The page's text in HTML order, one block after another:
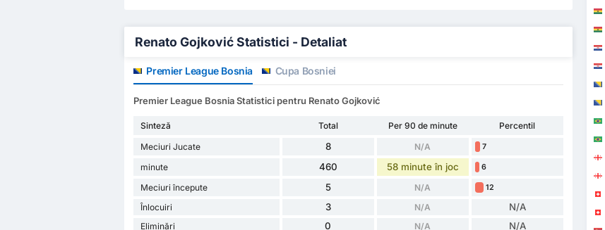
Renato Gojković Statistici - Detaliat
Premier League Bosnia Cupa Bosniei
Premier League Bosnia Statistici pentru Renato Gojković
Sinteză Total Per 90 de minute
Percentil
Meciuri Jucate
8 N/A 7
minute 460 58 minute în joc 6
Meciuri începute 5 N/A 12
Înlocuiri 3 N/A N/A
Eliminări 0 N/A N/A